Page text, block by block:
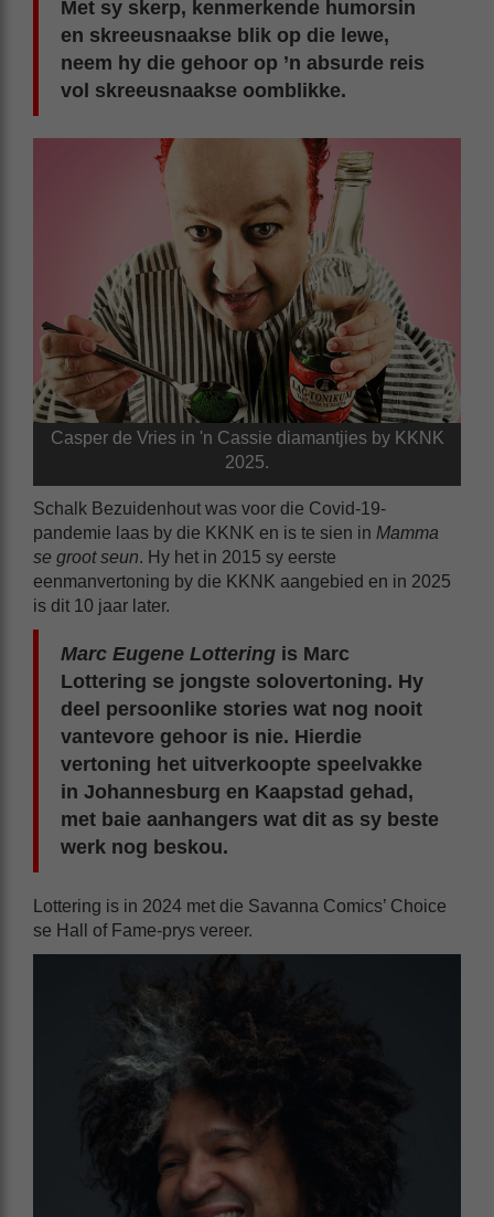
Met sy skerp, kenmerkende humorsin
en skreeusnaakse blik op die lewe,
neem hy die gehoor op ’n absurde reis
vol skreeusnaakse oomblikke.
Casper de Vries in 'n Cassie diamantjies by KKNK
2025.
Schalk Bezuidenhout was voor die Covid-19-
pandemie laas by die KKNK en is te sien in Mamma
se groot seun. Hy het in 2015 sy eerste
eenmanvertoning by die KKNK aangebied en in 2025
is dit 10 jaar later.
Marc Eugene Lottering is Marc
Lottering se jongste solovertoning. Hy
deel persoonlike stories wat nog nooit
vantevore gehoor is nie. Hierdie
vertoning het uitverkoopte speelvakke
in Johannesburg en Kaapstad gehad,
met baie aanhangers wat dit as sy beste
werk nog beskou.
Lottering is in 2024 met die Savanna Comics’ Choice
se Hall of Fame-prys vereer.